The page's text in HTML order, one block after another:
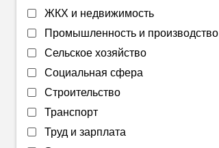
ЖКХ и недвижимость
Промышленность и производство
Сельское хозяйство
Социальная сфера
Строительство
Транспорт
Труд и зарплата